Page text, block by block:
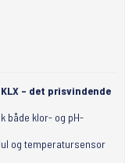
– det prisvindende
både klor- og pH-
og temperatursensor